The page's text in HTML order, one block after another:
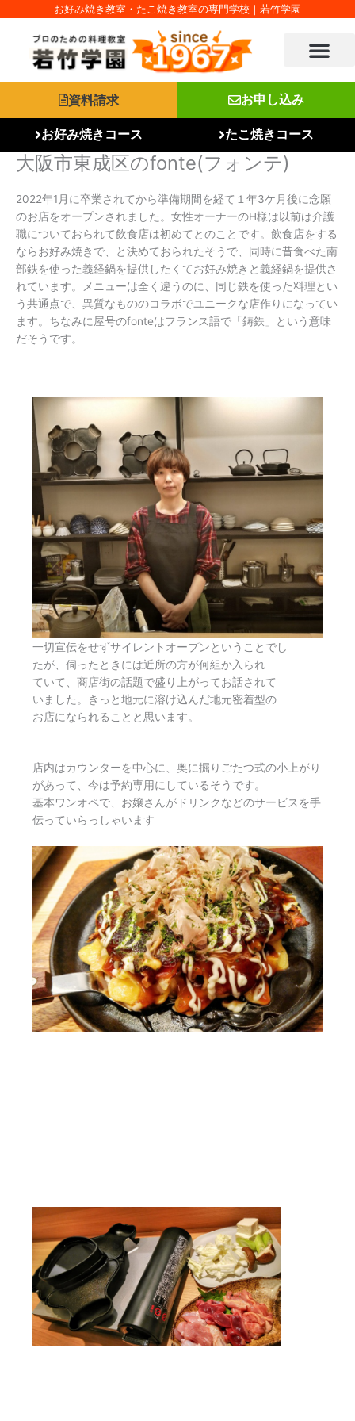
お好み焼き教室・たこ焼き教室の専門学校｜若竹学園
資料請求 お申し込み
お好み焼きコース たこ焼きコース
大阪市東成区のfonte(フォンテ)
2022年1月に卒業されてから準備期間を経て１年3ケ月後に念願
のお店をオープンされました。女性オーナーのH様は以前は介護
職についておられて飲食店は初めてとのことです。飲食店をする
ならお好み焼きで、と決めておられたそうで、同時に昔食べた南
部鉄を使った義経鍋を提供したくてお好み焼きと義経鍋を提供さ
れています。メニューは全く違うのに、同じ鉄を使った料理とい
う共通点で、異質なもののコラボでユニークな店作りになってい
ます。ちなみに屋号のfonteはフランス語で「鋳鉄」という意味
だそうです。
一切宣伝をせずサイレントオープンということでし
たが、伺ったときには近所の方が何組か入られ
ていて、商店街の話題で盛り上がってお話されて
いました。きっと地元に溶け込んだ地元密着型の
お店になられることと思います。
店内はカウンターを中心に、奥に掘りごたつ式の小上がり
があって、今は予約専用にしているそうです。
基本ワンオペで、お嬢さんがドリンクなどのサービスを手
伝っていらっしゃいます